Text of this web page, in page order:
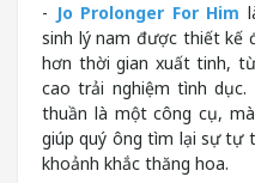
- Jo Prolonger For Him
sinh lý nam được thiết kế
hơn thời gian xuất tinh,
cao trải nghiệm tình dục.
thuần là một công cụ,
giúp quý ông tìm lại sự tự
khoảnh khắc thăng hoa.